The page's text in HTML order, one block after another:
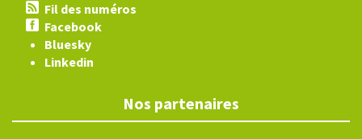
Fil des numéros
Facebook
Bluesky
Linkedin
Nos partenaires